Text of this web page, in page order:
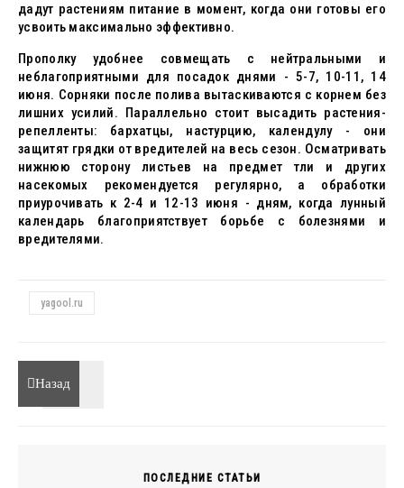
дадут растениям питание в момент, когда они готовы его
усвоить максимально эффективно.
Прополку удобнее совмещать с нейтральными и
неблагоприятными для посадок днями - 5-7, 10-11, 14
июня. Сорняки после полива вытаскиваются с корнем без
лишних усилий. Параллельно стоит высадить растения-
репелленты: бархатцы, настурцию, календулу - они
защитят грядки от вредителей на весь сезон. Осматривать
нижнюю сторону листьев на предмет тли и других
насекомых рекомендуется регулярно, а обработки
приурочивать к 2-4 и 12-13 июня - дням, когда лунный
календарь благоприятствует борьбе с болезнями и
вредителями.
yagool.ru
Назад
ПОСЛЕДНИЕ СТАТЬИ